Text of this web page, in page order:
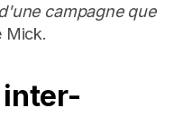
campagne que
Mick.